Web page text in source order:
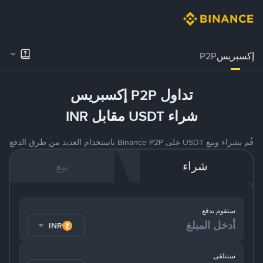
إكسبريسP2P
تداول P2P إكسبريس
شراء USDT مقابل INR
قُم بشراء وبيع USDT على Binance P2P باستخدام العديد من طرق الدفع
شراء بيع
ستقوم بدفع
INR
ستتلقى